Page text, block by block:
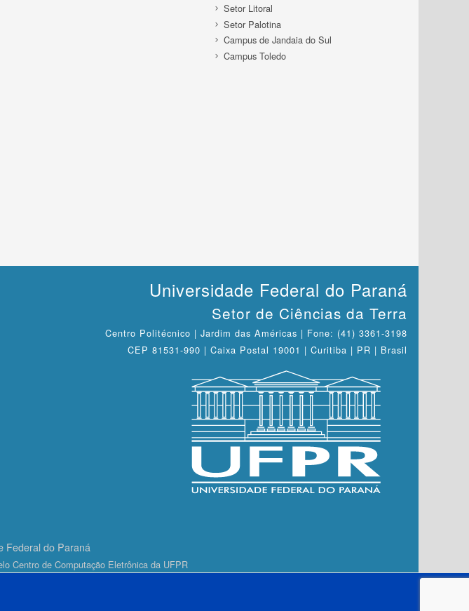
Setor Litoral
Setor Palotina
Campus de Jandaia do Sul
Campus Toledo
Universidade Federal do Paraná
Setor de Ciências da Terra
Centro Politécnico | Jardim das Américas | Fone: (41) 3361-3198
CEP 81531-990 | Caixa Postal 19001 | Curitiba | PR | Brasil
Federal do Paraná
Centro de Computação Eletrônica da UFPR